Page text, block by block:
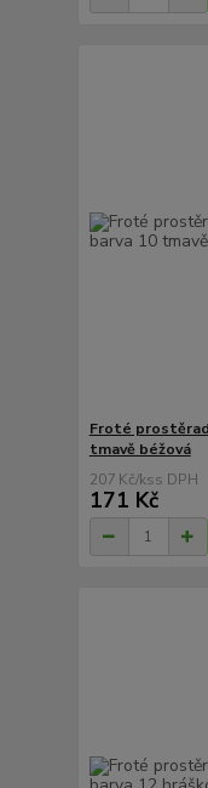
Froté
tmavě béžová
207 Kč/ks
171 Kč